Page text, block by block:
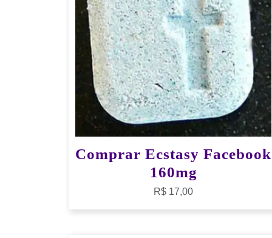
Comprar Ecstasy Facebook
160mg
R$ 17,00